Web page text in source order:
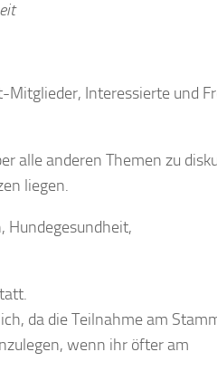
Interessierte und
alle anderen Themen zu
liegen.
Hundegesundheit,
da die Teilnahme am
wenn ihr öfter am